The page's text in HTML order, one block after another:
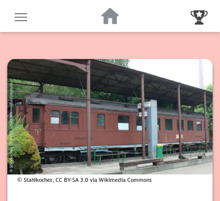
© Stahlkocher, CC BY-SA 3.0 via Wikimedia Commons